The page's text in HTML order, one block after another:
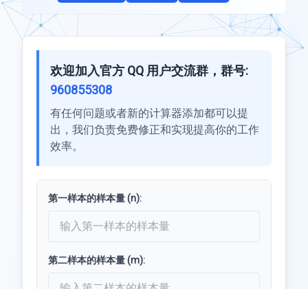
欢迎加入官方 QQ 用户交流群，群号:
960855308
有任何问题或者新的计算器添加都可以提
出，我们负责免费修正和实现提高你的工作
效率。
第一样本的样本量 (n):
第二样本的样本量 (m):